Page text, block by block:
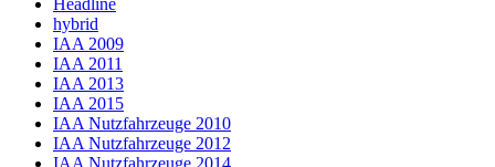
hybrid
IAA 2009
IAA 2011
IAA 2013
IAA 2015
IAA Nutzfahrzeuge 2010
IAA Nutzfahrzeuge 2012
IAA Nutzfahrzeuge 2014